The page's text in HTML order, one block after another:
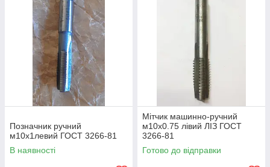
Позначник ручний
м10х1левий ГОСТ 3266-81
В наявності
Мітчик машинно-ручний
м10х0.75 лівий ЛІЗ ГОСТ
3266-81
Готово до відправки